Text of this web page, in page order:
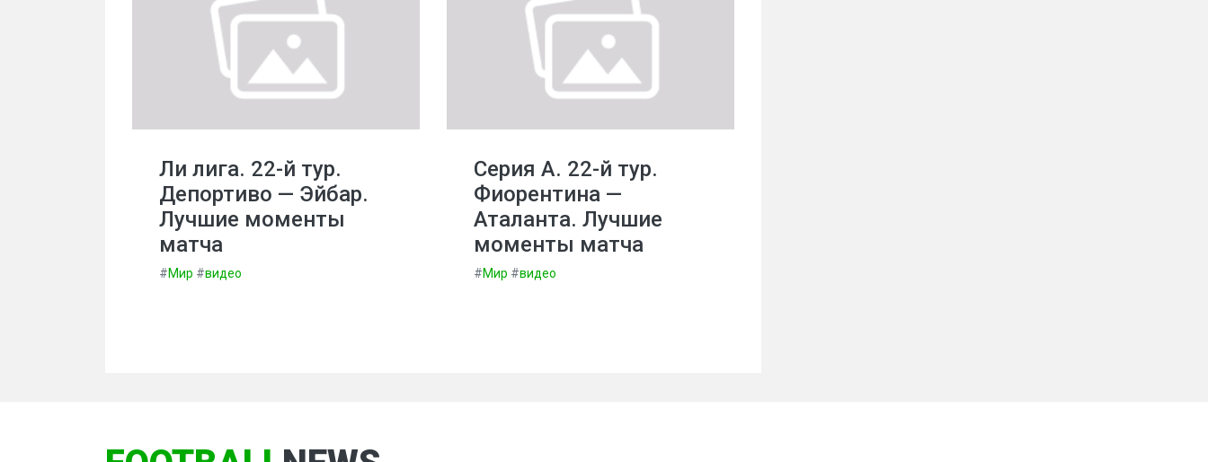
Ли лига. 22-й тур.
Депортиво — Эйбар.
Лучшие моменты
матча
#Мир #видео
Серия А. 22-й тур.
Фиорентина —
Аталанта. Лучшие
моменты матча
#Мир #видео